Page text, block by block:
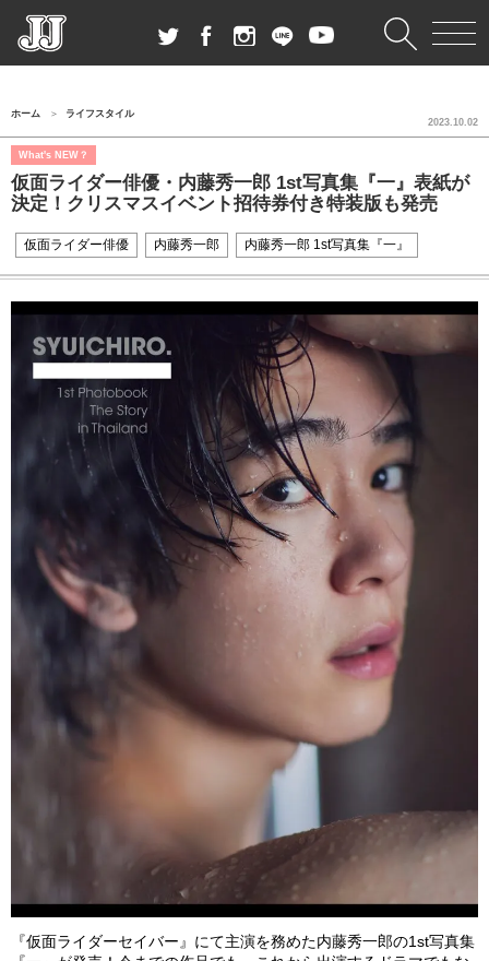
ホーム ライフスタイル
What's NEW？
仮面ライダー俳優・内藤秀一郎 1st写真集『一』表紙が
決定！クリスマスイベント招待券付き特装版も発売
2023.10.02
仮面ライダー俳優 内藤秀一郎 内藤秀一郎 1st写真集『一』
『仮面ライダーセイバー』にて主演を務めた内藤秀一郎の1st写真集